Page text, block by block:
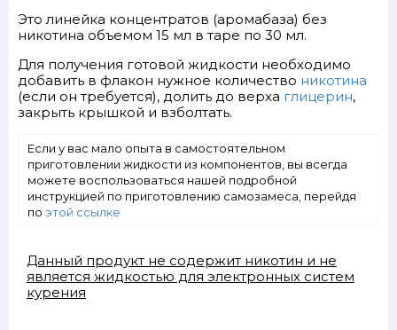
Это линейка концентратов (аромабаза) без
никотина объемом 15 мл в таре по 30 мл.
Для получения готовой жидкости необходимо
добавить в флакон нужное количество никотина
(если он требуется), долить до верха глицерин,
закрыть крышкой и взболтать.
Если у вас мало опыта в самостоятельном
приготовлении жидкости из компонентов, вы всегда
можете воспользоваться нашей подробной
инструкцией по приготовлению самозамеса, перейдя
по этой ссылке
Данный продукт не содержит никотин и не
является жидкостью для электронных систем
курения